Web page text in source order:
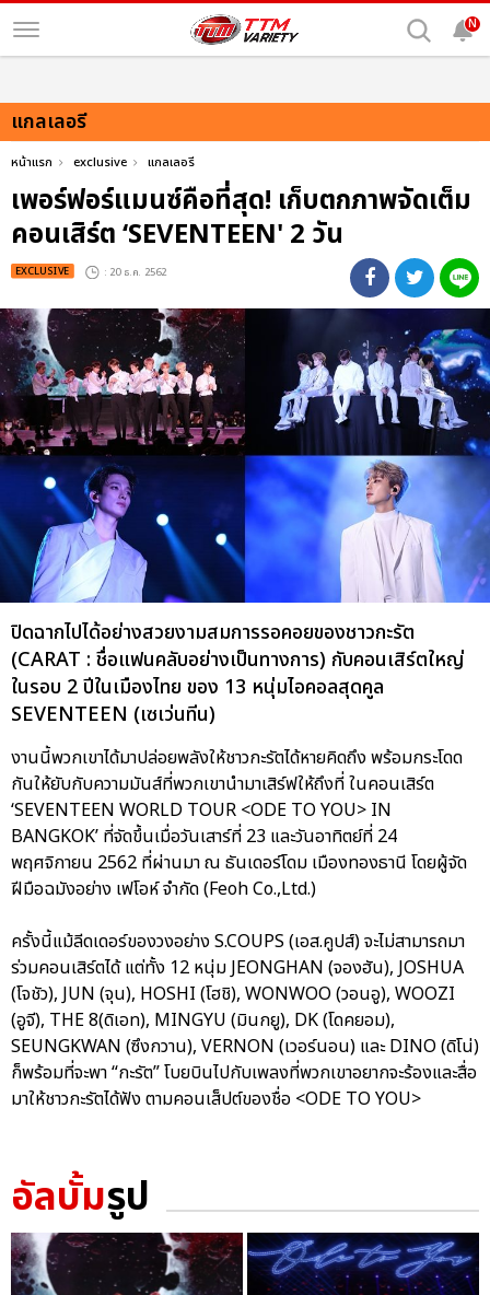
N
แกลเลอรี
หน้าแรก exclusive แกลเลอรี
เพอร์ฟอร์แมนซ์คือที่สุด! เก็บตกภาพจัดเต็ม
คอนเสิร์ต ‘SEVENTEEN' 2 วัน
EXCLUSIVE : 20 ธ.ค. 2562
ปิดฉากไปได้อย่างสวยงามสมการรอคอยของชาวกะรัต
(CARAT : ชื่อแฟนคลับอย่างเป็นทางการ) กับคอนเสิร์ตใหญ่
ในรอบ 2 ปีในเมืองไทย ของ 13 หนุ่มไอคอลสุดคูล
SEVENTEEN (เซเว่นทีน)
งานนี้พวกเขาได้มาปล่อยพลังให้ชาวกะรัตได้หายคิดถึง พร้อมกระโดด
กันให้ยับกับความมันส์ที่พวกเขานำมาเสิร์ฟให้ถึงที่ ในคอนเสิร์ต
‘SEVENTEEN WORLD TOUR <ODE TO YOU> IN
BANGKOK’ ที่จัดขึ้นเมื่อวันเสาร์ที่ 23 และวันอาทิตย์ที่ 24
พฤศจิกายน 2562 ที่ผ่านมา ณ ธันเดอร์โดม เมืองทองธานี โดยผู้จัด
ฝีมือฉมังอย่าง เฟโอห์ จำกัด (Feoh Co.,Ltd.)
ครั้งนี้แม้ลีดเดอร์ของวงอย่าง S.COUPS (เอส.คูปส์) จะไม่สามารถมา
ร่วมคอนเสิร์ตได้ แต่ทั้ง 12 หนุ่ม JEONGHAN (จองฮัน), JOSHUA
(โจชัว), JUN (จุน), HOSHI (โฮชิ), WONWOO (วอนอู), WOOZI
(อูจี), THE 8(ดิเอท), MINGYU (มินกยู), DK (โดคยอม),
SEUNGKWAN (ซึงกวาน), VERNON (เวอร์นอน) และ DINO (ดิโน่)
ก็พร้อมที่จะพา “กะรัต” โบยบินไปกับเพลงที่พวกเขาอยากจะร้องและสื่อ
มาให้ชาวกะรัตได้ฟัง ตามคอนเส็ปต์ของชื่อ <ODE TO YOU>
อัลบั้มรูป